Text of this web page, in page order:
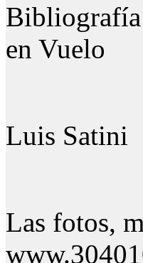
en Vuelo
Luis Satini
Las fotos,